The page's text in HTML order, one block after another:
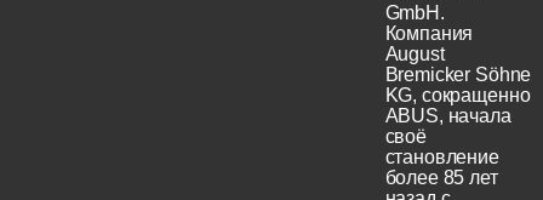
GmbH.
Компания
August
Bremicker Söhne
KG, сокращенно
ABUS, начала
своё
становление
более 85 лет